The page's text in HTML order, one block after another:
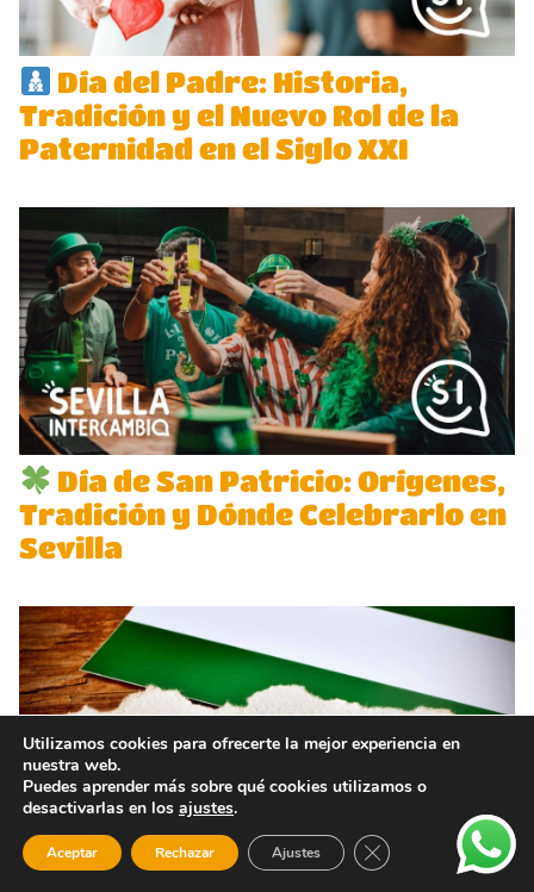
Día del Padre: Historia,
Tradición y el Nuevo Rol de la
Paternidad en el Siglo XXI
Día de San Patricio: Orígenes,
Tradición y Dónde Celebrarlo en
Sevilla
Día de Andalucía:
Utilizamos cookies para ofrecerte la mejor experiencia en
nuestra web.
Puedes aprender más sobre qué cookies utilizamos o
desactivarlas en los ajustes.
Aceptar Rechazar Ajustes Cerrar el banner de